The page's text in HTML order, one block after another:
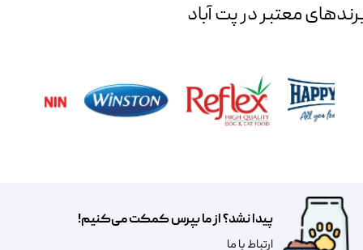
معتبر در پت آباد
پیدا نشد؟ از ما بپرس کمکت می‌کنیم!
​​​ارتباط با ما